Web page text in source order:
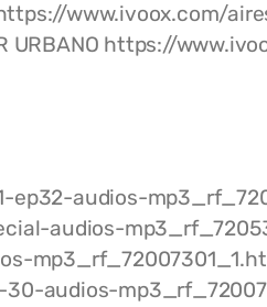
www.ivoox.com/
https://
ep32-audios-
audios-
audios-